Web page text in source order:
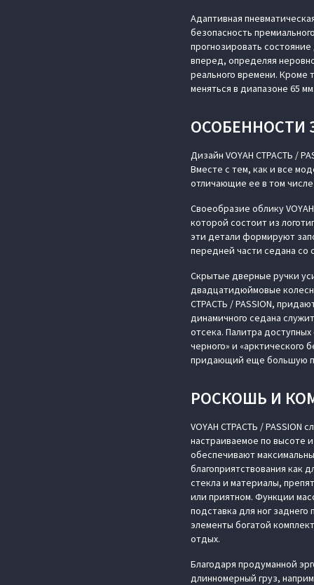
Адаптивная
безопасность
прогнозировать
вперед, определяя
реального времени. Кроме
меняться в диапазоне 65
ОСОБЕННОСТИ
Дизайн VOYAH СТРАСТЬ /
Вместе с тем, как и все
отличающие ее в том
Своеобразие облику
которой состоит из
эти детали формируют
передней части седана со
Скрытые дверные ручки
двадцатидюймовые
СТРАСТЬ / PASSION,
динамичного седана
отсека. Палитра
черного» и «арктического
придающий еще большую
РОСКОШЬ И
VOYAH СТРАСТЬ /
настраиваемое по высоте
обеспечивают
благоприятствования как
стекла и материалы,
или приятном. Функции
подставка для ног
элементы богатой
отдых.
Благодаря продуманной
длинномерный груз,